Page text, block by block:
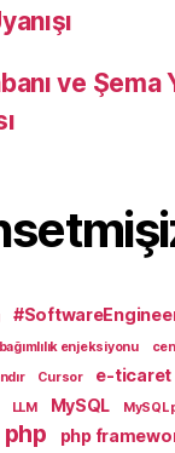
ve Şema
bağımlılık enjeksiyonu
Cursor e-ticaret
LLM MySQL MySQL
php php